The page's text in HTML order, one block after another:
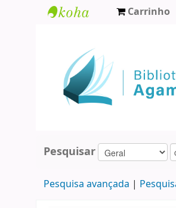
Agamenon
Magalhães
Carrinho
Pesquisar
Pesquisa avançada